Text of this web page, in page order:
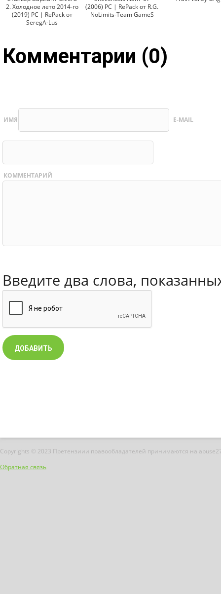
2. Холодное лето 2014-го
(2019) PC | RePack от
SeregA-Lus
(2006) PC | RePack от R.G.
NoLimits-Team GameS
Комментарии (0)
ИМЯ E-MAIL
КОММЕНТАРИЙ
Введите два слова,
Copyrights © 2023 Претензиии правообладателей принимаются на
Обратная связь